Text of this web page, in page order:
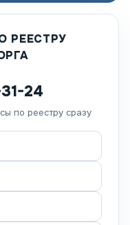
РЕЕСТРУ
24
по реестру сразу